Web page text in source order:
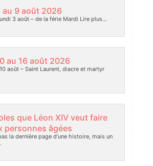
au 9 août 2026
3 août – de la férie Mardi Lire plus…
au 16 août 2026
août – Saint Laurent, diacre et martyr
que Léon XIV veut faire
personnes âgées
la dernière page d’une histoire, mais un